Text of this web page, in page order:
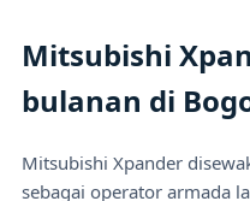
Mitsubishi
bulanan di
Mitsubishi Xpander
sebagai operator armada